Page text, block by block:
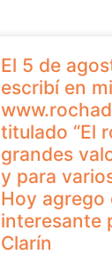
El 5 de
escribí en
titulado “El
grandes
y para
Hoy agrego
interesante
Clarín